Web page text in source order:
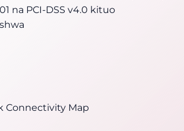
na PCI-DSS v4.0 kituo